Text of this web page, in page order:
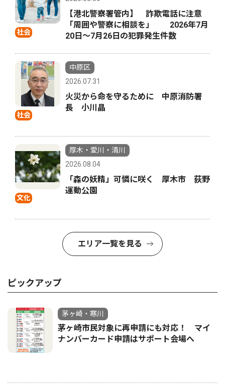
社会
【港北警察署管内】 詐欺電話に注意
「周囲や警察に相談を」 2026年7月
20日〜7月26日の犯罪発生件数
社会
中原区
2026.07.31
火災から命を守るために 中原消防署
長 小川晶
文化
厚木・愛川・清川
2026.08.04
「森の妖精」可憐に咲く 厚木市 荻野
運動公園
エリア一覧を見る
ピックアップ
茅ヶ崎・寒川
茅ヶ崎市民対象に再申請にも対応！ マイ
ナンバーカード申請はサポート会場へ